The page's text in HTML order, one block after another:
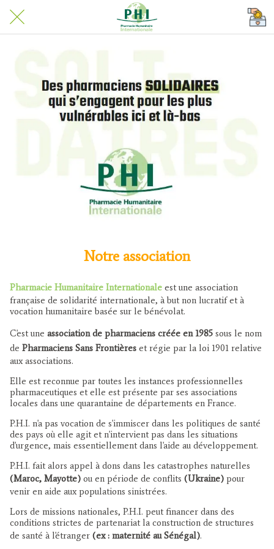
Notre association
Pharmacie Humanitaire Internationale est une association
française de solidarité internationale, à but non lucratif et à
vocation humanitaire basée sur le bénévolat.
C'est une association de pharmaciens créée en 1985 sous le nom
de Pharmaciens Sans Frontières et régie par la loi 1901 relative
aux associations.
Elle est reconnue par toutes les instances professionnelles
pharmaceutiques et elle est présente par ses associations
locales dans une quarantaine de départements en France.
P.H.I. n'a pas vocation de s'immiscer dans les politiques de santé
des pays où elle agit et n'intervient pas dans les situations
d'urgence, mais essentiellement dans l'aide au développement.
P.H.I. fait alors appel à dons dans les catastrophes naturelles
(Maroc, Mayotte) ou en période de conflits (Ukraine) pour
venir en aide aux populations sinistrées.
Lors de missions nationales, P.H.I. peut financer dans des
conditions strictes de partenariat la construction de structures
de santé à l'étranger (ex : maternité au Sénégal).